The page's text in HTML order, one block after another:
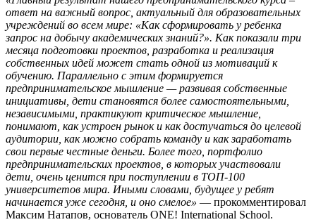
ответ на важный вопрос, актуальный для образовательных
учреждений во всем мире: «Как сформировать у ребенка
запрос на добычу академических знаний?». Как показали три
месяца подготовки проектов, разработка и реализация
собственных идей может стать одной из мотиваций к
обучению. Параллельно с этим формируется
предпринимательское мышление — развивая собственные
инициативы, дети становятся более самостоятельными,
независимыми, практикуют критическое мышление,
понимают, как устроен рынок и как достучаться до целевой
аудитории, как можно собрать команду и как заработать
свои первые честные деньги. Более того, портфолио
предпринимательских проектов, в которых участвовали
дети, очень ценится при поступлении в ТОП-100
университетов мира. Иными словами, будущее у ребят
начинается уже сегодня, и оно смелое» — прокомментировал
Максим Натапов, основатель ONE! International School.